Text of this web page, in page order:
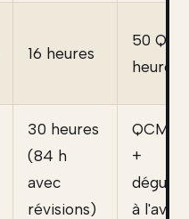
16 heures
50
heure
30 heures
(84 h
avec
révisions)
QCM +
+
à